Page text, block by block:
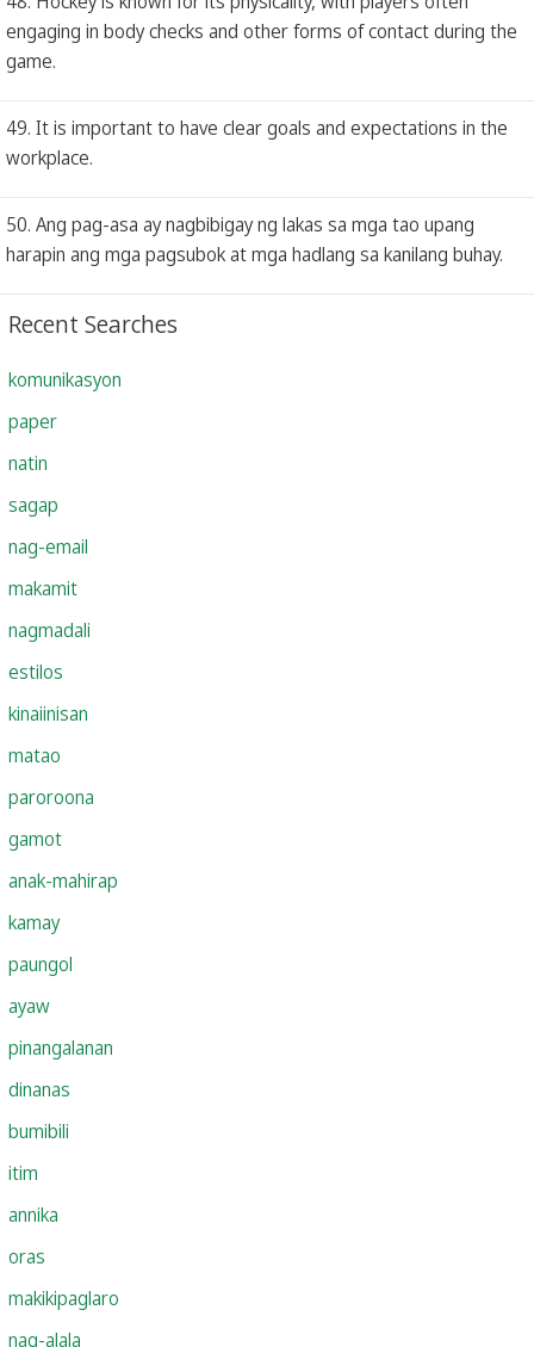
engaging in body checks and other forms of contact during the
game.
49. It is important to have clear goals and expectations in the
workplace.
50. Ang pag-asa ay nagbibigay ng lakas sa mga tao upang
harapin ang mga pagsubok at mga hadlang sa kanilang buhay.
Recent Searches
komunikasyon
paper
natin
sagap
nag-email
makamit
nagmadali
estilos
kinaiinisan
matao
paroroona
gamot
anak-mahirap
kamay
paungol
ayaw
pinangalanan
dinanas
bumibili
itim
annika
oras
makikipaglaro
nag-alala